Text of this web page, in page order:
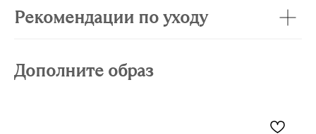
Рекомендации по уходу
Дополните образ